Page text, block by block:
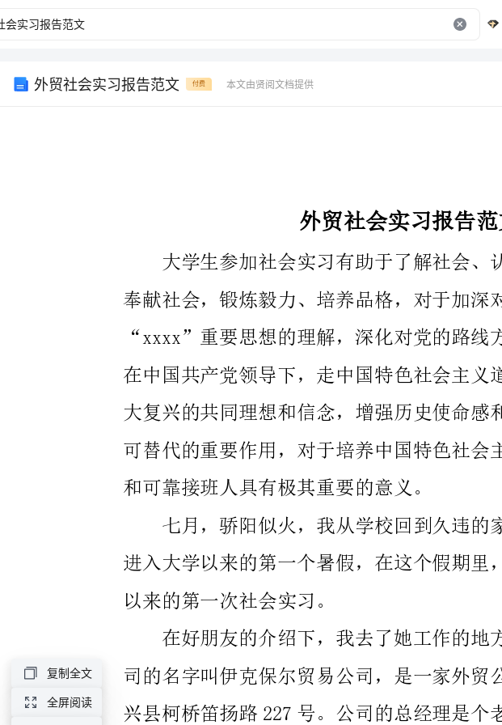
外贸社会实习报告范文 付费 本文由贤阅文档提供
不地道的英语答复他。这下可考验了我在学校学的成果了。最后他
同意我在公司里实习了，这还多亏了我的朋友。我的朋友是他的秘
书，他让我的朋友去安排我的工作。因为我在公司里不会待多久，
奉献社会，锻炼毅力、培养品格，对于加深对邓小平理论和
“xxxx”重要思想的理解，深化对党的路线方针政策的认识，坚决
在中国共产党领导下，走中国特色社会主义道路，实现中华民族伟
和可靠接班人具有极其重要的意义。
七月，骄阳似火，我从学校回到久违的家乡——绍兴。度过我
进入大学以来的第一个暑假，在这个假期里，我进行了我进入大学
司的名字叫伊克保尔贸易公司，是一家外贸公司。公司位于浙江绍
兴县柯桥笛扬路227号。公司的总经理是个老外，他很和蔼可亲，
复制全文
全屏阅读